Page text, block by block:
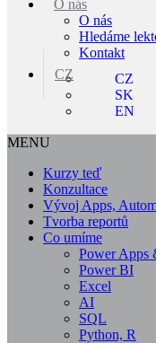
O nás
O nás
Hledáme
Kontakt
CZ
CZ
SK
EN
MENU
Kurzy teď
Konzultace
Vývoj Apps,
Tvorba reportů
Co umíme
Power Apps
Power BI
Excel
AI
SQL
Python, R